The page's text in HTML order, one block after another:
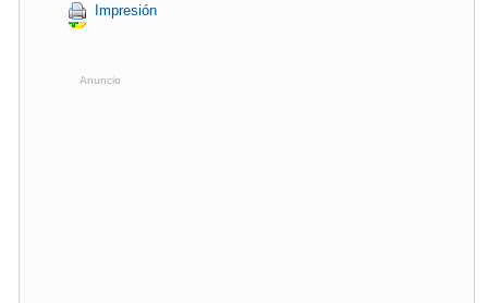
Impresión
Anuncio